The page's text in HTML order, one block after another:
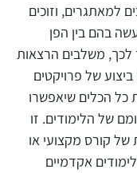
למאתגרים, וזוכים
בהם בין הפן
לכך, משלבים הרצאות
של פרויקטים
כל הכלים שיאפשרו
של הלימודים. זו
של קורס מקצועי או
אקדמיים